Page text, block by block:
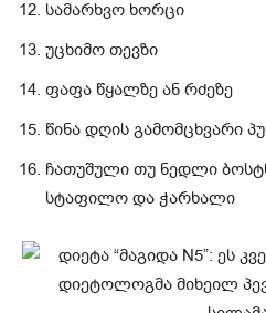
სამარხვო ხორცი
უცხიმო თევზი
ფაფა წყალზე ან რძეზე
წინა დღის გამომცხვარი
ჩათუშული თუ ნედლი
სტაფილო და ჭარხალი